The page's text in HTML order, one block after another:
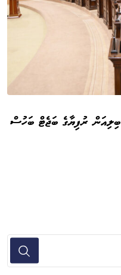
އަންނަ އަހަރާ ލަފާކޮށް ހުށަހެޅި 56.6 ބިލިއަން ރުފިޔާގެ ބަޖެޓް ބަހުސް